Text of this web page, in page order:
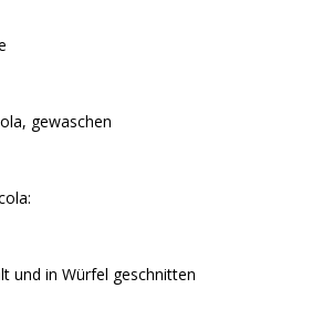
gewaschen
und in Würfel geschnitten